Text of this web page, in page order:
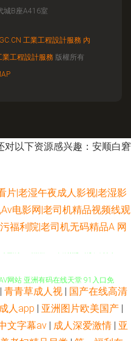
城B座A416室
工業工程設計服務 內
業工程設計服務 版權所有
以下资源感兴趣：安顺白窘
片|老湿午夜成人影视|老湿影
电影网|老司机精品视频线观
福利院|老司机无码精品A 网
的 91精品91 丰满熟妇乱子另类
网站 亚洲有码在线天堂 91入口免
线 欧美桃色网 午夜影院污av 91蜜
看 日本色天堂 韩国美女青草 91自
| 青青草成人视 | 国产在线高清
人app | 亚洲图片欧美国产 |
文字幕av | 成人深爱激情 | 亚